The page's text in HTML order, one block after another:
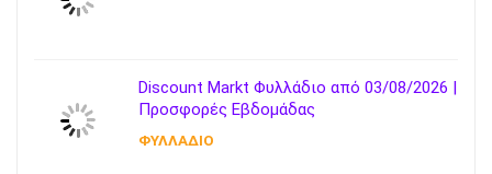
Discount Markt Φυλλάδιο από 03/08/2026 |
Προσφορές Εβδομάδας
ΦΥΛΛΑΔΙΟ